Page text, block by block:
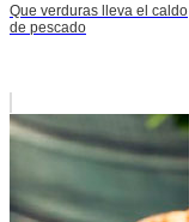
Que verduras lleva el caldo
de pescado